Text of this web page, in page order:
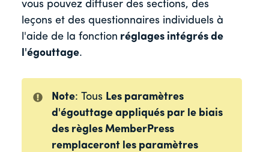
vous pouvez diffuser des sections, des
leçons et des questionnaires individuels à
l'aide de la fonction réglages intégrés de
l'égouttage.
Note: Tous Les paramètres
d'égouttage appliqués par le biais
des règles MemberPress
remplaceront les paramètres